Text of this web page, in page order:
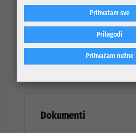
Statut preduzeća
Organi preduzeća
Dokumenti
Prihvaćam nužne
Prilagodi
Prihvatam sve